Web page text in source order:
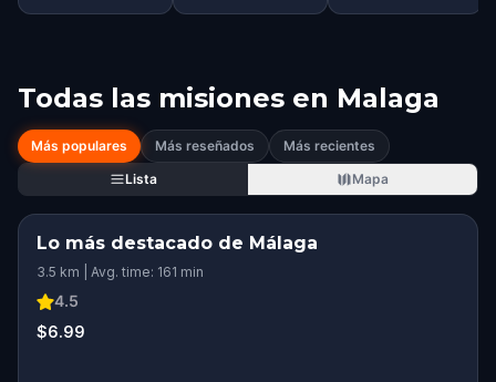
Todas las misiones en Malaga
Más populares Más reseñados
Más recientes
Lista
Mapa
Lo más destacado de Málaga
3.5 km | Avg. time: 161 min
4.5
$6.99